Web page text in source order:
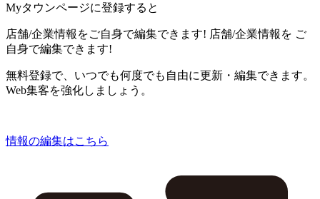
Myタウンページに登録すると
店舗/企業情報をご自身で編集できます! 店舗/企業情報を ご
自身で編集できます!
無料登録で、いつでも何度でも自由に更新・編集できます。
Web集客を強化しましょう。
情報の編集はこちら